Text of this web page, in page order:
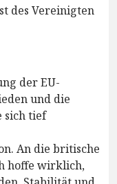
des Vereinigten
der EU-
und die
sich tief
An die britische
hoffe wirklich,